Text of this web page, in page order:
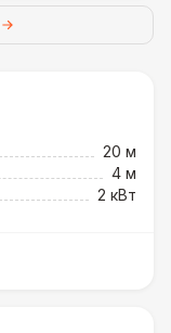
20 м
4 м
2 кВт